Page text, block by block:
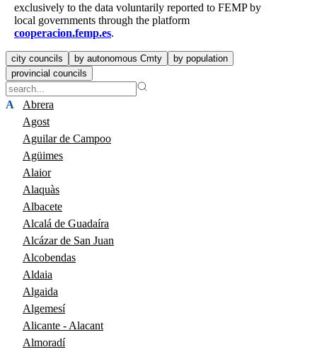
exclusively to the data voluntarily reported to FEMP by
local governments through the platform
cooperacion.femp.es.
city councils by autonomous Cmty
by population
provincial councils
A
Abrera
Agost
Aguilar de Campoo
Agüimes
Alaior
Alaquàs
Albacete
Alcalá de Guadaíra
Alcázar de San Juan
Alcobendas
Aldaia
Algaida
Algemesí
Alicante - Alacant
Almoradí